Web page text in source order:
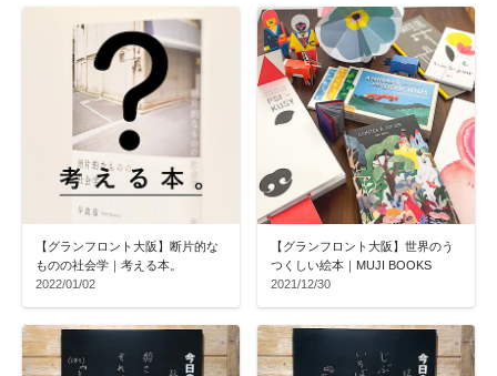
【グランフロント大阪】断片的な
ものの社会学｜考える本。
2022/01/02
【グランフロント大阪】世界のう
つくしい絵本｜MUJI BOOKS
2021/12/30